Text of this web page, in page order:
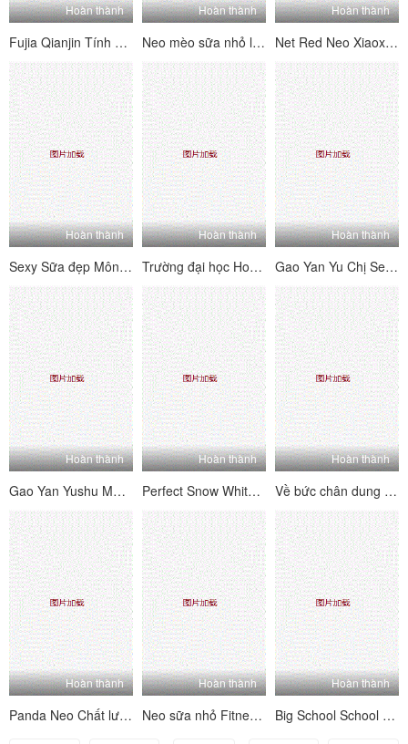
Hoàn thành
Fujia Qianjin Tính khí nhỏ Em gái Sweety Sữa giá cao Nhà vớ lụa Quần ding nôn mửa máu cám dỗ 202006302 (2)
Hoàn thành
Neo mèo sữa nhỏ là màn hình phúc lợi vú lớn hoàn hảo 7,8
Hoàn thành
Net Red Neo Xiaoxi Password House Big Show 7.29
Hoàn thành
Sexy Sữa đẹp Mông Vẻ đẹp Cái Cai rất Cai (ăn bánh rán) 28 ngày phát sóng trực tiếp Ziwei Flow White Pulp Da Xiu Welfare Cai Cai rất Cai 20210107.0030_ (Mới)
Hoàn thành
Trường đại học Hoa Tender Girl Long Leg Trường tiểu học (Chiều cao 176 Nữ sinh tiểu học) Lớp học ký túc xá trực tiếp 12 ngày được tiết lộ, tính phí Daxie phúc lợi chân lớn nữ sinh 2020.01.22
Hoàn thành
Gao Yan Yu Chị Sexy Merry Man Dramester Daxie Welfare Mnsgj 2021 13 1-6 (1)
Hoàn thành
Gao Yan Yushu Mammon Harvetester Sexy Welfare Mnsgj 2021 13 1-6 (5)
Hoàn thành
Perfect Snow White Soft Softness N-Day Phát sóng trực tiếp Đạo cụ nhiều trò chơi Cầu thủ cao cấp, tắm, Ziwei, Double Nữ Nội suy BB Gun Machine Big Show Welfare Yếu yếu 202025 (1)
Hoàn thành
Về bức chân dung mới nhất của Ghost D Brother, khách sạn là về súng ren tích cực
Hoàn thành
Panda Neo Chất lượng Sexy Big Saixian Nono Big Baby Live Electric Hip, Poses Female, Sữa, Ngực, Dance Cám dỗ Big Baby (37)
Hoàn thành
Neo sữa nhỏ Fitness Hip Cream Wechat Welfare Fitness Hip Cream (23)
Hoàn thành
Big School School Sister Wu X Pha lê quy mô lớn Phần (1)